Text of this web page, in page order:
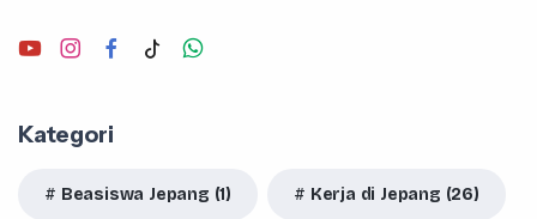
Kategori
Beasiswa Jepang (1) Kerja di Jepang (26)